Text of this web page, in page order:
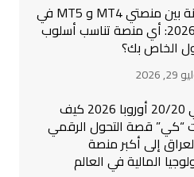
مقارنة بين منصتي MT4 و MT5 في
عام 2026: أي منصة تناسب أسلوب
الخاص بك؟
2026
موني 20/20 أوروبا 2026 كيف
“كي” قصة التحول الرقمي
إلى أكبر منصة
المالية في العالم